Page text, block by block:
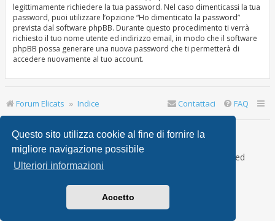
Questo sito utilizza cookie al fine di fornire la
migliore navigazione possibile
Ulteriori informazioni
Accetto
legittimamente richiedere la tua password. Nel caso dimenticassi la tua
password, puoi utilizzare l’opzione “Ho dimenticato la password”
prevista dal software phpBB. Durante questo procedimento ti verrà
richiesto il tuo nome utente ed indirizzo email, in modo che il software
phpBB possa generare una nuova password che ti permetterà di
accedere nuovamente al tuo account.
Forum Elicats Indice FAQ
Contattaci
Ultimo accesso: | Oggi è 9 ago 2026, 11:10
Creato daphpBB
® Forum Software © phpBB Limited
Traduzione Italiana
phpBB SiteMaker
phpBB Metro Theme byPixelGoose Studio